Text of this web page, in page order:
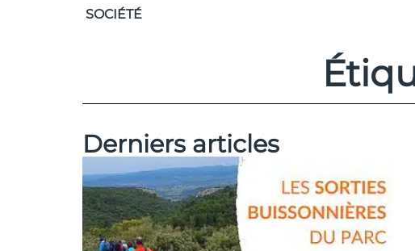
SOCIÉTÉ
Derniers articles